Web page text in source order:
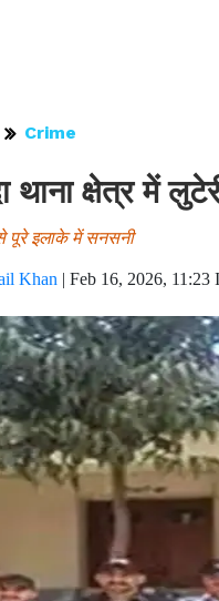
Crime
थाना क्षेत्र में
पूरे इलाके में सनसनी
Khan | Feb 16, 2026, 11:23